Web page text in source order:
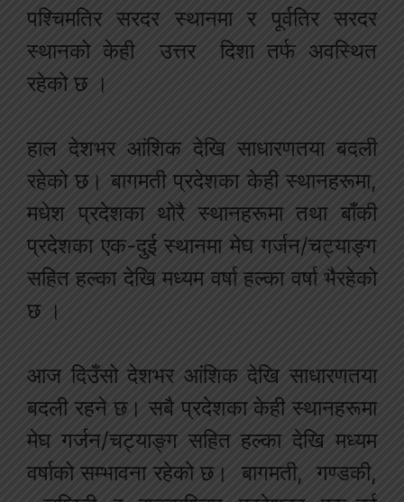
पश्चिमतिर सरदर स्थानमा र पूर्वतिर सरदर
स्थानको केही उत्तर दिशा तर्फ अवस्थित
रहेको छ ।
हाल देशभर आंशिक देखि साधारणतया बदली
रहेको छ। बागमती प्रदेशका केही स्थानहरूमा,
मधेश प्रदेशका थोरै स्थानहरूमा तथा बाँकी
प्रदेशका एक-दुई स्थानमा मेघ गर्जन/चट्याङ्ग
सहित हल्का देखि मध्यम वर्षा हल्का वर्षा भैरहेको
छ ।
आज दिउँसो देशभर आंशिक देखि साधारणतया
बदली रहने छ। सबै प्रदेशका केही स्थानहरूमा
मेघ गर्जन/चट्याङ्ग सहित हल्का देखि मध्यम
वर्षाको सम्भावना रहेको छ। बागमती, गण्डकी,